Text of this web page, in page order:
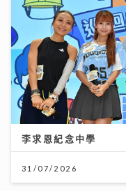
李求恩紀念中學
31/07/2026